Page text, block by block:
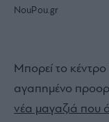
NouPou.gr
Μπορεί το
αγαπημένο
νέα μαγαζιά που